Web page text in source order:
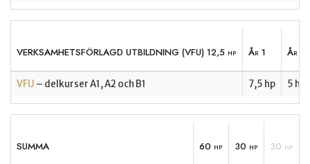
VERKSAMHETSFÖRLAGD UTBILDNING (VFU) 12,5 hp År 1 År 2
VFU – delkurser A1, A2 och B1 7,5 hp 5 hp
SUMMA 60 hp 30 hp 30 hp